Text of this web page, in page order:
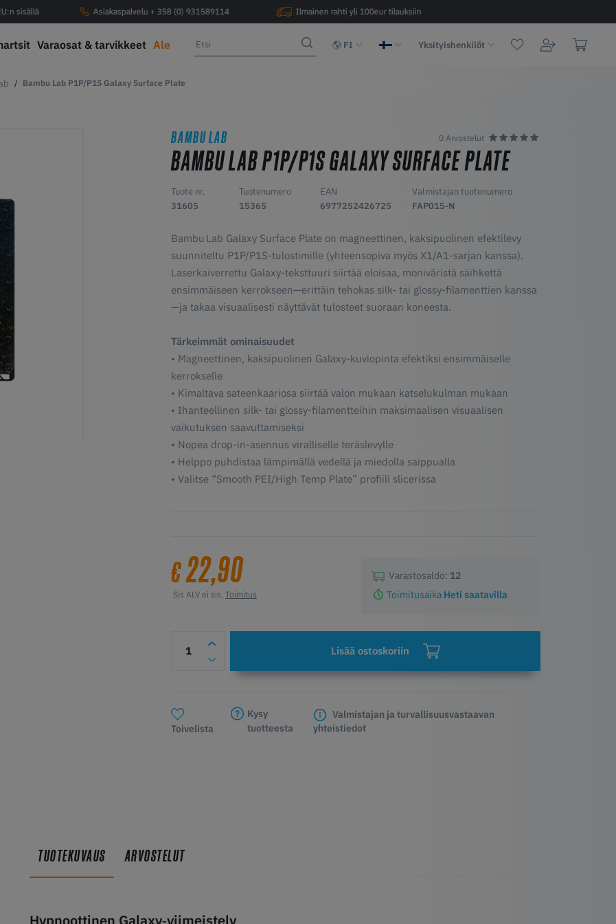
sisällä Asiakaspalvelu + 358 (0) 931589114 Ilmainen rahti yli 100eur tilauksiin
Varaosat & tarvikkeet Ale FI Yksityishenkilöt
Bambu Lab P1P/P1S Galaxy Surface Plate
BAMBU LAB 0 Arvostelut
BAMBU LAB P1P/P1S GALAXY SURFACE PLATE
Tuote nr.
31605
Tuotenumero
15365
EAN
6977252426725
Valmistajan tuotenumero
FAP015-N
Bambu Lab Galaxy Surface Plate on magneettinen, kaksipuolinen efektilevy
suunniteltu P1P/P1S-tulostimille (yhteensopiva myös X1/A1-sarjan kanssa).
Laserkaiverrettu Galaxy-teksttuuri siirtää eloisaa, moniväristä säihkettä
ensimmäiseen kerrokseen—erittäin tehokas silk- tai glossy-filamenttien kanssa
—ja takaa visuaalisesti näyttävät tulosteet suoraan koneesta.
Tärkeimmät ominaisuudet
• Magneettinen, kaksipuolinen Galaxy-kuviopinta efektiksi ensimmäiselle
kerrokselle
• Kimaltava sateenkaariosa siirtää valon mukaan katselukulman mukaan
• Ihanteellinen silk- tai glossy-filamentteihin maksimaalisen visuaalisen
vaikutuksen saavuttamiseksi
• Nopea drop-in-asennus viralliselle teräslevylle
• Helppo puhdistaa lämpimällä vedellä ja miedolla saippualla
• Valitse “Smooth PEI/High Temp Plate” profiili slicerissa
€22,90
Sis ALV ei sis. Toimitus
Varastosaldo: 12
Toimitusaika Heti saatavilla
Lisää ostoskoriin
Toivelista
Kysy
tuotteesta
Valmistajan ja turvallisuusvastaavan
yhteistiedot
TUOTEKUVAUS ARVOSTELUT